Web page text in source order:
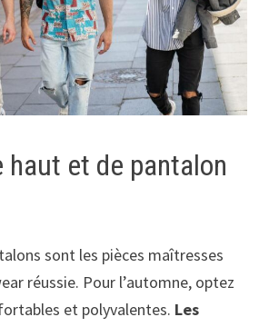
haut et de pantalon
sont les pièces maîtresses
réussie. Pour l’automne, optez
et polyvalentes. Les